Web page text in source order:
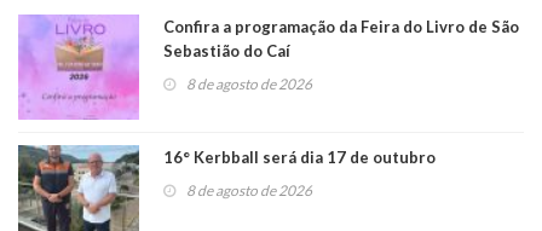
Confira a programação da Feira do Livro de São
Sebastião do Caí
8 de agosto de 2026
16° Kerbball será dia 17 de outubro
8 de agosto de 2026